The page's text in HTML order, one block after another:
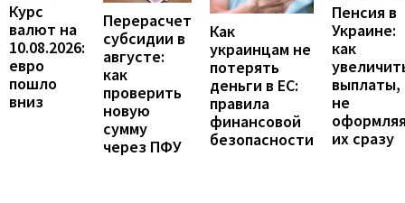
Курс
валют на
10.08.2026:
евро
пошло
вниз
Перерасчет
субсидии в
августе:
как
проверить
новую
сумму
через ПФУ
Как
украинцам не
потерять
деньги в ЕС:
правила
финансовой
безопасности
Пенсия в
Украине:
как
выплаты,
не
их сразу